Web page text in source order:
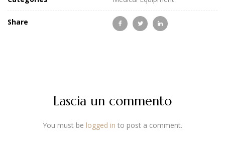
Share
Lascia un commento
You must be logged in to post a comment.